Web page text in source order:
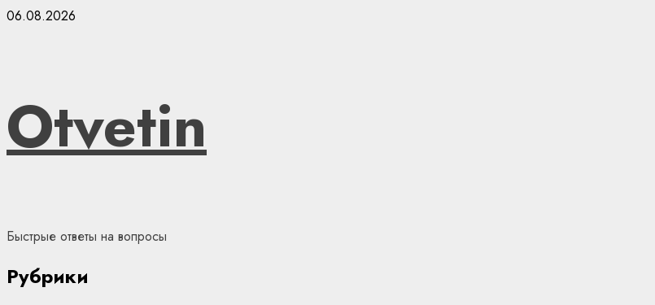
Skip
06.08.2026
Otvetin
Быстрые ответы на вопросы
Рубрики